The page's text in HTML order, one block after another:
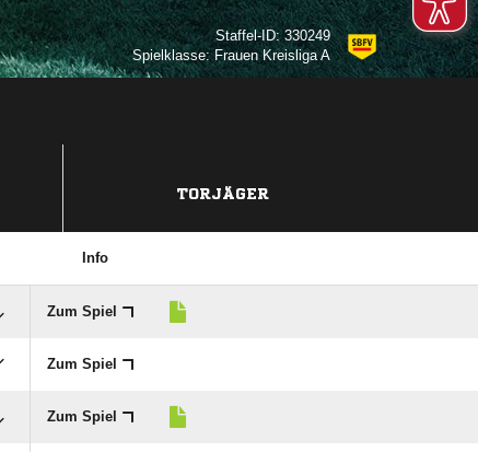
Staffel-ID: 330249
Spielklasse: Frauen Kreisliga A
TORJÄGER
Info
Zum Spiel
Zum Spiel
Zum Spiel